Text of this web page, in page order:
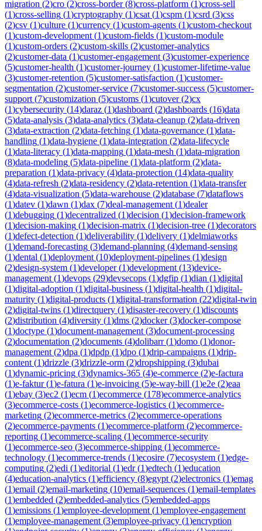
migration (2)cro (2)cross-border(8)cross-platform (1)cross-sell
(1)cross-selling (1)cryptography (1)csat (1)cspm (1)csrd (3)css
(2)csv (1)culture (1)currency (1)custom-agents (1)custom-checkout
(1)custom-development (1)custom-fields (1)custom-module
(1)custom-orders (2)custom-skills (2)customer-analytics
(2)customer-data (1)customer-engagement (3)customer-experience
(5)customer-health (1)customer-journey (1)customer-lifetime-value
(3)customer-retention (5)customer-satisfaction (1)customer-
segmentation (2)customer-service (7)customer-success (5)customer-
support (7)customization (5)customs (1)cutover(2)cx
(1)cybersecurity (14)daraz (1)dashboard (2)dashboards (16)data
(5)data-analysis (3)data-analytics (3)data-cleanup (2)data-driven
(3)data-extraction (2)data-fetching (1)data-governance (1)data-
handling (1)data-hygiene (1)data-integration (2)data-lifecycle
(1)data-literacy (1)data-mapping (1)data-mesh (1)data-migration
(8)data-modeling (5)data-pipeline (1)data-platform (2)data-
preparation (1)data-privacy (4)data-protection (14)data-quality
(4)data-refresh (2)data-residency (2)data-retention (1)data-transfer
(4)data-visualization (5)data-warehouse (2)database (7)dataflows
(1)datev (1)dawn (1)dax (7)deal-management (1)dealer
(1)debugging (1)decentralized (1)decision (1)decision-framework
(1)decision-making (1)decision-matrix (1)decision-tree (1)decorators
(1)defect-detection (1)deliverability (1)delivery (1)delmiaworks
(1)demand-forecasting (3)demand-planning (4)demand-sensing
(1)dental (1)deployment (10)deployment-pipelines (1)design
(2)design-system (1)developer(1)development (13)device-
management (1)devops (29)devsecops (1)dgfip (1)dian (1)digital
(1)digital-adoption (1)digital-business (1)digital-health (1)digital-
maturity (1)digital-products (1)digital-transformation (22)digital-twin
(2)digital-twins (1)directquery (1)disaster-recovery (1)discounts
(2)distribution (4)diversity (1)dms (2)docker(3)docker-compose
(1)doctype (1)document-management (3)document-processing
(2)documentation (2)documents (4)dolibarr(1)domo (1)donor-
management (2)dpa (1)dpdp (1)dpo (1)drip-campaigns (1)drip-
content (1)drizzle (3)drizzle-orm (2)dropshipping (3)dubai
(1)dynamic-pricing (3)dynamics-365 (4)e-commerce (2)e-factura
(1)e-faktur(1)e-fatura (1)e-invoicing (5)e-way-bill (1)e2e (2)eaa
(1)ebay (3)ec2 (1)ecm (1)ecommerce (178)ecommerce-analytics
(3)ecommerce-costs (1)ecommerce-logistics (1)ecommerce-
marketing (2)ecommerce-metrics (2)ecommerce-operations
(2)ecommerce-payments (1)ecommerce-platform (2)ecommerce-
reporting (1)ecommerce-scaling (1)ecommerce-security
(1)ecommerce-seo (3)ecommerce-shipping (1)ecommerce-
technology (1)ecommerce-trends (1)ecosire (7)ecosystem (1)edge-
computing (2)edi (1)editorial (1)edr(1)edtech (1)education
(4)education-analytics (1)efficiency (8)egypt (2)electronics (1)emag
(1)email (2)email-marketing (10)email-sequences (1)email-templates
(1)embedded (2)embedded-analytics (5)embedded-apps
(1)emissions (1)employee-development (1)employee-engagement
(1)employee-management (3)employee-privacy (1)encryption